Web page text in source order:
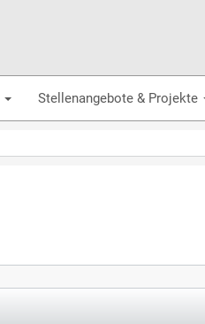
Stellenangebote & Projekte